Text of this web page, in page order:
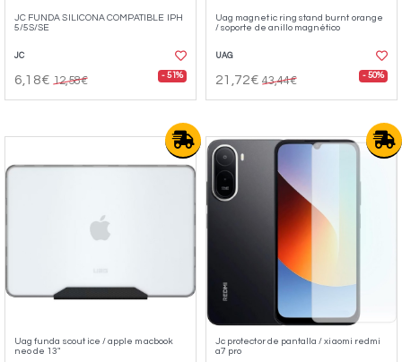
JC FUNDA SILICONA COMPATIBLE IPH
5/5S/SE
JC
6,18€ 12,58€ - 51%
Uag magnetic ring stand burnt orange
/ soporte de anillo magnético
UAG
21,72€ 43,44€ - 50%
Uag funda scout ice / apple macbook
neo de 13"
Jc protector de pantalla / xiaomi redmi
a7 pro